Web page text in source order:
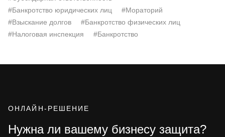
#Банкротство юридических лиц
#Мораторий
#Взыскание долгов
#Банкротство физических лиц
#Налоговая инспекция
#Банкротство
ОНЛАЙН-РЕШЕНИЕ
Нужна ли вашему бизнесу защита?